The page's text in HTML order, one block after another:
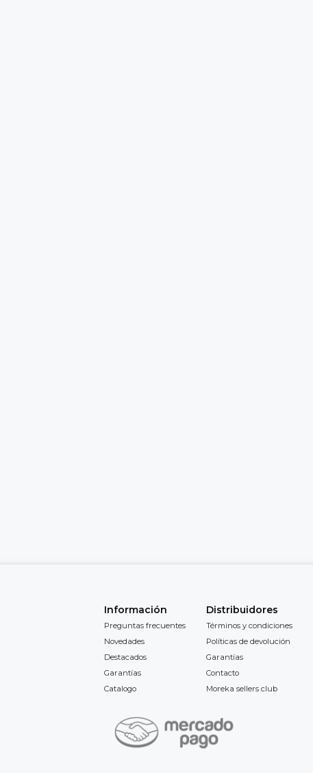
Información
Preguntas frecuentes
Novedades
Destacados
Garantías
Catalogo
Distribuidores
Términos y condiciones
Políticas de devolución
Garantías
Contacto
Moreka sellers club